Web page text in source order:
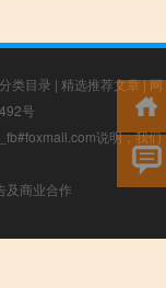
类目录 | 精选推荐文章|网
号
说明，我们
及商业合作